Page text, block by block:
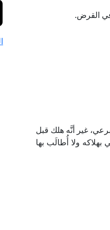
في القرض.
غير أنَّه هلك قبل
ولا أُطالَب بها